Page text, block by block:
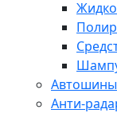
Автошины
Анти-